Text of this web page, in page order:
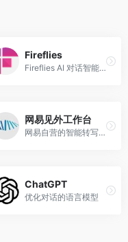
Fireflies
Fireflies AI 对话智能记录笔记
网易见外工作台
网易自营的智能转写翻译服务
ChatGPT
优化对话的语言模型